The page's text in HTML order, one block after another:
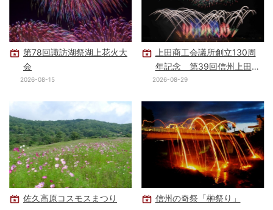
第78回諏訪湖祭湖上花火大
会
2026-08-15
上田商工会議所創立130周
年記念 第39回信州上田大
花火大会
2026-08-29
佐久高原コスモスまつり 信州の奇祭「榊祭り」